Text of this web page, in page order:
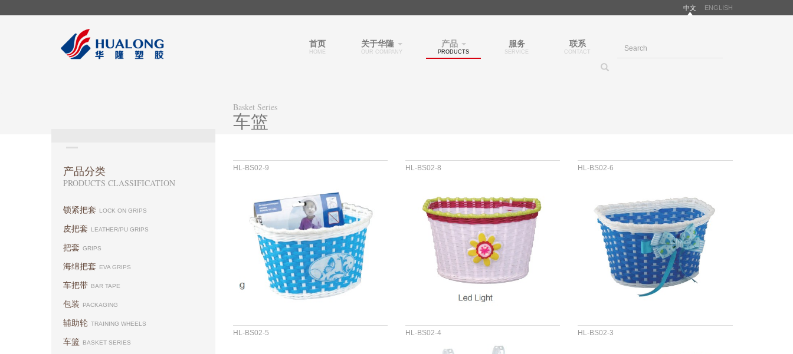
中文 ENGLISH
首页
HOME
关于华隆
OUR COMPANY
产品
PRODUCTS
服务
SERVICE
联系
CONTACT
产品分类
PRODUCTS CLASSIFICATION
锁紧把套 LOCK ON GRIPS
皮把套 LEATHER/PU GRIPS
把套 GRIPS
海绵把套 EVA GRIPS
车把带 BAR TAPE
包装 PACKAGING
辅助轮 TRAINING WHEELS
车篮 BASKET SERIES
Basket Series
车篮
HL-BS02-9
HL-BS02-8
HL-BS02-6
HL-BS02-5
HL-BS02-4
材料 :PP&PVC
HL-BS02-3